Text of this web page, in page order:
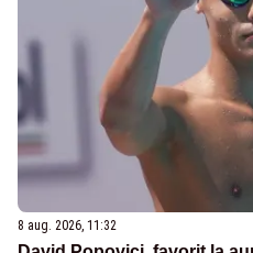
8 aug. 2026, 11:32